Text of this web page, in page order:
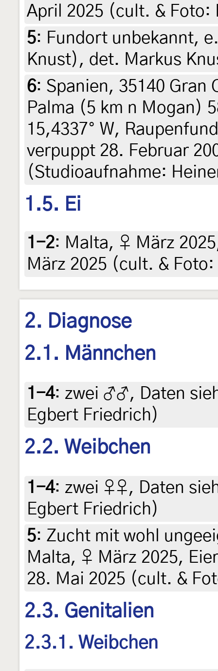
April 2025 (cult. & Foto:
5: Fundort unbekannt,
Knust), det. Markus
6: Spanien, 35140 Gran
Palma (5 km n Mogan)
15,4337° W,
verpuppt 28. Februar
(Studioaufnahme:
1.5. Ei
1-2: Malta, ♀ März
März 2025 (cult. &
2. Diagnose
2.1. Männchen
1-4: zwei ♂♂, Daten
Egbert Friedrich)
2.2. Weibchen
1-4: zwei ♀♀, Daten
Egbert Friedrich)
5: Zucht mit wohl
Malta, ♀ März 2025,
28. Mai 2025 (cult. &
2.3. Genitalien
2.3.1. Weibchen